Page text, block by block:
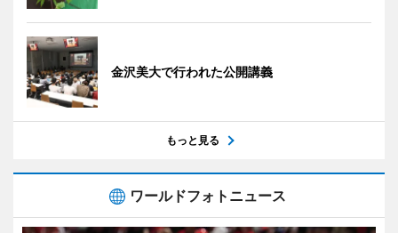
金沢美大で行われた公開講義
もっと見る
ワールドフォトニュース